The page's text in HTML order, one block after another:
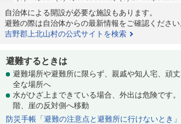
自治体による開設が必要な施設もあります。
避難の際は自治体からの最新情報をご確認ください
吉野郡上北山村の公式サイトを検索
避難するときは
避難場所や避難所に限らず、親戚や知人宅、頑
全な場所へ
水がひざ上まできている場合、外出は危険です
階、崖の反対側へ移動
防災手帳「避難の注意点と避難所に行けないとき」